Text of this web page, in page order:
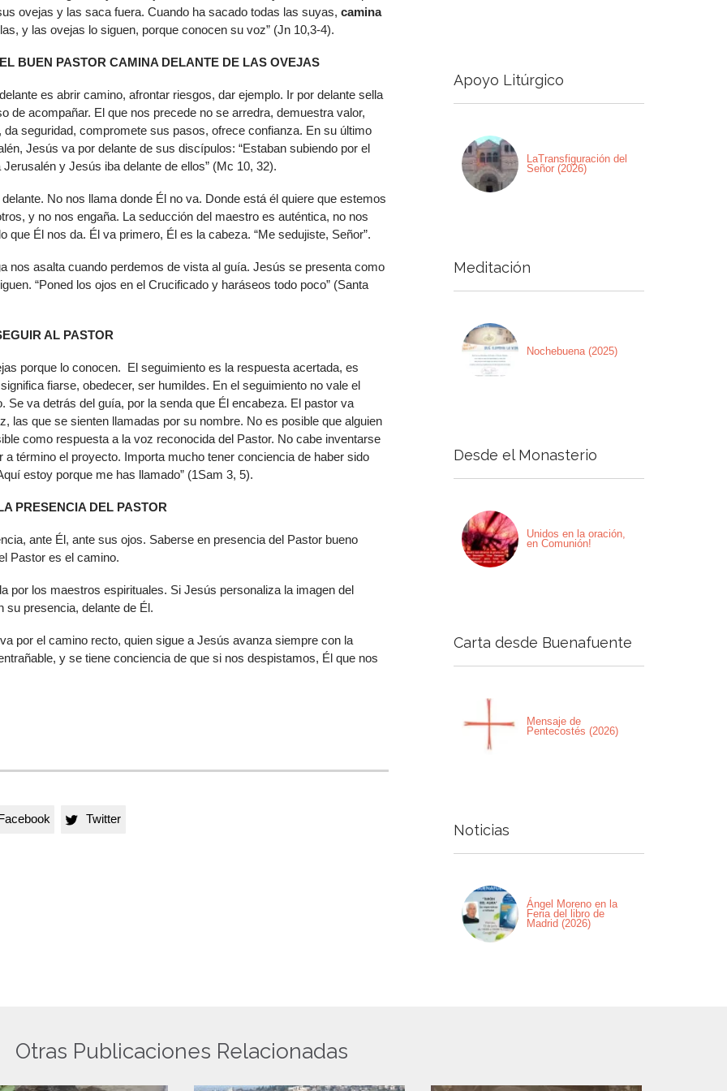
ovejas y las saca fuera. Cuando ha sacado todas las suyas, camina
y las ovejas lo siguen, porque conocen su voz” (Jn 10,3-4).
EL BUEN PASTOR CAMINA DELANTE DE LAS OVEJAS
es abrir camino, afrontar riesgos, dar ejemplo. Ir por delante sella
de acompañar. El que nos precede no se arredra, demuestra valor,
da seguridad, compromete sus pasos, ofrece confianza. En su último
Jesús va por delante de sus discípulos: “Estaban subiendo por el
y Jesús iba delante de ellos” (Mc 10, 32).
No nos llama donde Él no va. Donde está él quiere que estemos
y no nos engaña. La seducción del maestro es auténtica, no nos
que Él nos da. Él va primero, Él es la cabeza. “Me sedujiste, Señor”.
nos asalta cuando perdemos de vista al guía. Jesús se presenta como
“Poned los ojos en el Crucificado y haráseos todo poco” (Santa
AL PASTOR
porque lo conocen. El seguimiento es la respuesta acertada, es
fiarse, obedecer, ser humildes. En el seguimiento no vale el
va detrás del guía, por la senda que Él encabeza. El pastor va
las que se sienten llamadas por su nombre. No es posible que alguien
como respuesta a la voz reconocida del Pastor. No cabe inventarse
término el proyecto. Importa mucho tener conciencia de haber sido
estoy porque me has llamado” (1Sam 3, 5).
PRESENCIA DEL PASTOR
ante Él, ante sus ojos. Saberse en presencia del Pastor bueno
Pastor es el camino.
por los maestros espirituales. Si Jesús personaliza la imagen del
su presencia, delante de Él.
por el camino recto, quien sigue a Jesús avanza siempre con la
y se tiene conciencia de que si nos despistamos, Él que nos
 Twitter
Apoyo Litúrgico
LaTransfiguración del
Señor (2026)
Meditación
Nochebuena (2025)
Desde el Monasterio
Unidos en la oración,
en Comunión!
Carta desde Buenafuente
Mensaje de
Pentecostés (2026)
Noticias
Ángel Moreno en la
Feria del libro de
Madrid (2026)
Otras Publicaciones Relacionadas